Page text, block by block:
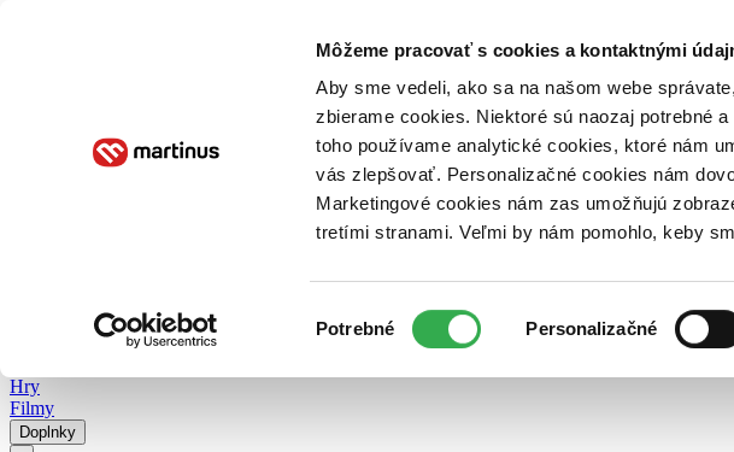
Môžeme pracovať s cookies a kontaktnými
Aby sme vedeli, ako sa na našom webe
zbierame cookies. Niektoré sú naozaj potrebné
toho používame analytické cookies, ktoré nám
vás zlepšovať. Personalizačné cookies nám
Marketingové cookies nám zas umožňujú
tretími stranami. Veľmi by nám pomohlo, keby
súhlasu
Potrebné Personalizačné
Poukážky Kontakt
Hry
Filmy
Doplnky